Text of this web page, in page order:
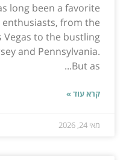
long been a favorite
from the
Vegas to the bustling
and Pennsylvania.
But as...
קרא עוד »
מאי 24, 2026